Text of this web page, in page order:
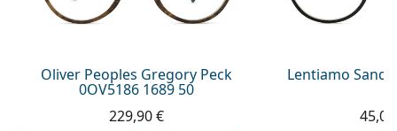
Oliver Peoples Gregory Peck
0OV5186 1689 50
229,90 €
Lentiamo